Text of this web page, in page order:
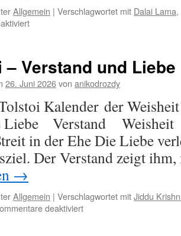
Allgemein | Verschlagwortet mit Dalai Lama,
für
Krieg
– Verstand und Liebe
26. Juni 2026von anikodrozdy
Kalender der
Liebe Verstand
in der Ehe Die Liebe
Der Verstand zeigt
→
Allgemein | Verschlagwortet mitJiddu
deaktiviertfür